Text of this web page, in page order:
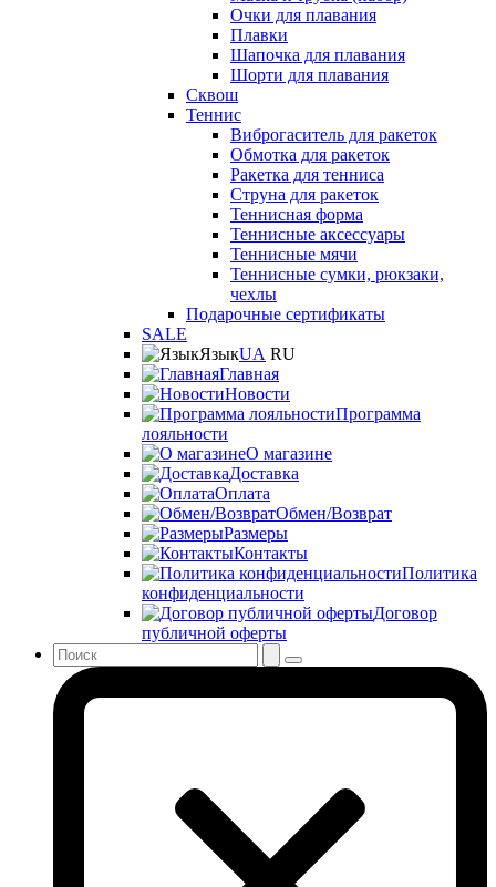
Очки для плавания
Плавки
Шапочка для плавания
Шорти для плавания
Сквош
Теннис
Виброгаситель для ракеток
Обмотка для ракеток
Ракетка для тенниса
Струна для ракеток
Теннисная форма
Теннисные аксессуары
Теннисные мячи
Теннисные сумки, рюкзаки,
чехлы
Подарочные сертификаты
SALE
ЯзыкUA RU
Главная
Новости
Программа
лояльности
О магазине
Доставка
Оплата
Обмен/Возврат
Размеры
Контакты
Политика
конфиденциальности
Договор
публичной оферты